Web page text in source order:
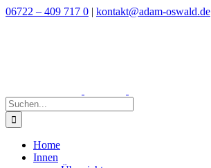
Zum
06722 – 409 717 0 | kontakt@adam-oswald.de
Suche
nach:
Home
Innen